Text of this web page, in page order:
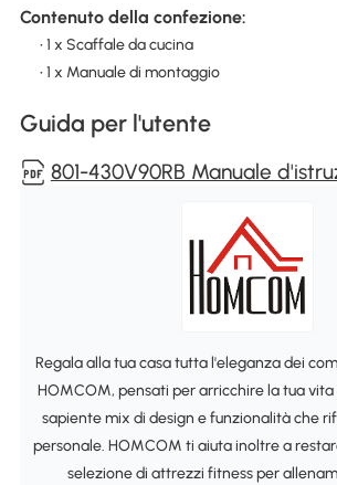
Contenuto della confezione:
• 1 x Scaffale da cucina
• 1 x Manuale di montaggio
Guida per l'utente
801-430V90RB Manuale
Regala alla tua casa tutta l'eleganza dei
HOMCOM, pensati per arricchire la tua
sapiente mix di design e funzionalità che
personale. HOMCOM ti aiuta inoltre a
selezione di attrezzi fitness per